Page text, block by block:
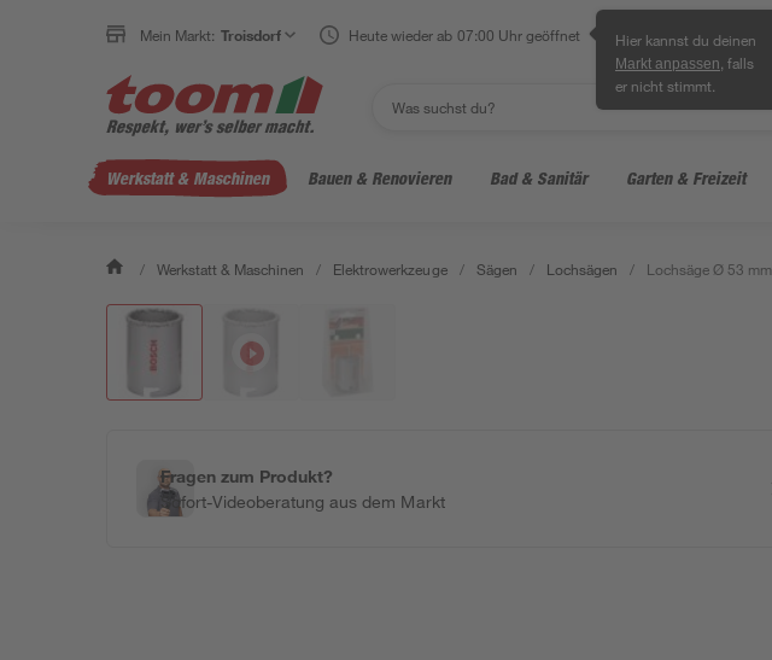
Mein Markt: Troisdorf Heute wieder ab 07:00 Uhr geöffnet Hier kannst du deinen
Markt anpassen , falls
er nicht stimmt.
Werkstatt & Maschinen Bauen & Renovieren Bad & Sanitär Garten & Freizeit
/ Werkstatt & Maschinen / Elektrowerkzeuge / Sägen / Lochsägen / Lochsäge Ø 53 mm
Fragen zum Produkt?
Sofort-Videoberatung aus dem Markt